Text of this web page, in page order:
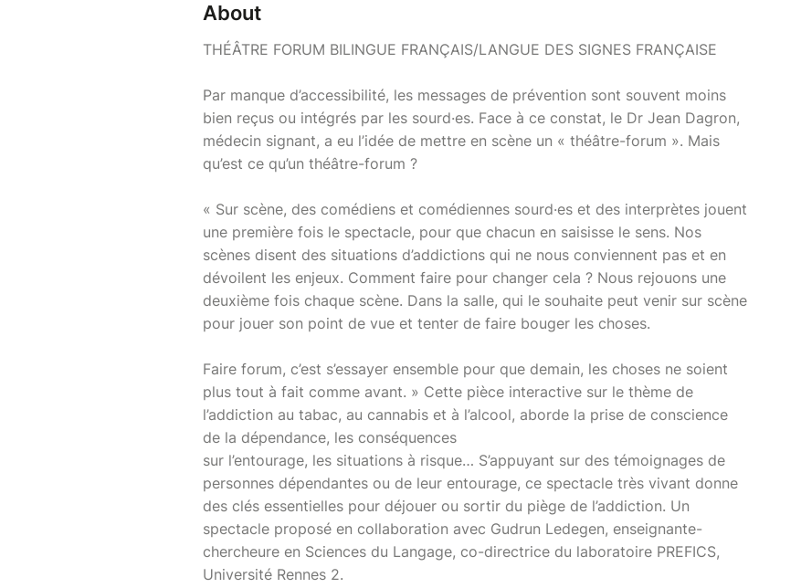
About
THÉÂTRE FORUM BILINGUE FRANÇAIS/LANGUE DES SIGNES FRANÇAISE
Par manque d’accessibilité, les messages de prévention sont souvent moins
bien reçus ou intégrés par les sourd·es. Face à ce constat, le Dr Jean Dagron,
médecin signant, a eu l’idée de mettre en scène un « théâtre-forum ». Mais
qu’est ce qu’un théâtre-forum ?
« Sur scène, des comédiens et comédiennes sourd·es et des interprètes jouent
une première fois le spectacle, pour que chacun en saisisse le sens. Nos
scènes disent des situations d’addictions qui ne nous conviennent pas et en
dévoilent les enjeux. Comment faire pour changer cela ? Nous rejouons une
deuxième fois chaque scène. Dans la salle, qui le souhaite peut venir sur scène
pour jouer son point de vue et tenter de faire bouger les choses.
Faire forum, c’est s’essayer ensemble pour que demain, les choses ne soient
plus tout à fait comme avant. » Cette pièce interactive sur le thème de
l’addiction au tabac, au cannabis et à l’alcool, aborde la prise de conscience
de la dépendance, les conséquences
sur l’entourage, les situations à risque… S’appuyant sur des témoignages de
personnes dépendantes ou de leur entourage, ce spectacle très vivant donne
des clés essentielles pour déjouer ou sortir du piège de l’addiction. Un
spectacle proposé en collaboration avec Gudrun Ledegen, enseignante-
chercheure en Sciences du Langage, co-directrice du laboratoire PREFICS,
Université Rennes 2.